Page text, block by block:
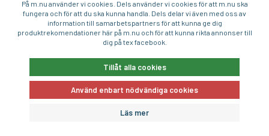
På m.nu använder vi cookies. Dels använder vi cookies för att m.nu ska
fungera och för att du ska kunna handla. Dels delar vi även med oss av
information till samarbetspartners för att kunna ge dig
produktrekomendationer här på m.nu och för att kunna rikta annonser till
dig på tex facebook.
Tillåt alla cookies
Använd enbart nödvändiga cookies
Läs mer